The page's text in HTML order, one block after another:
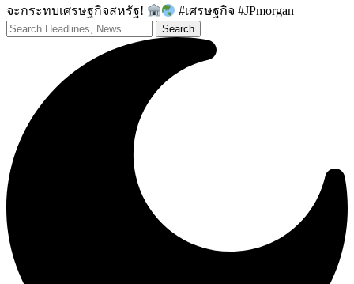
จะกระทบเศรษฐกิจสหรัฐ!
#เศรษฐกิจ #JPmorgan